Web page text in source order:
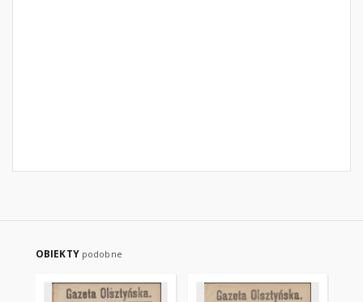
OBIEKTY podobne